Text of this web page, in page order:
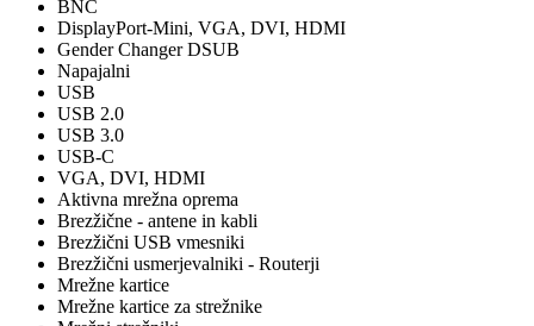
BNC
DisplayPort-Mini, VGA, DVI, HDMI
Gender Changer DSUB
Napajalni
USB
USB 2.0
USB 3.0
USB-C
VGA, DVI, HDMI
Aktivna mrežna oprema
Brezžične - antene in kabli
Brezžični USB vmesniki
Brezžični usmerjevalniki - Routerji
Mrežne kartice
Mrežne kartice za strežnike